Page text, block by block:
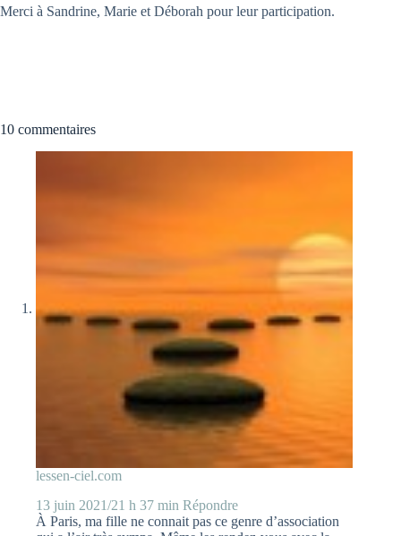
Merci à Sandrine, Marie et Déborah pour leur participation.
10 commentaires
lessen-ciel.com
13 juin 2021/21 h 37 min Répondre
À Paris, ma fille ne connait pas ce genre d’association